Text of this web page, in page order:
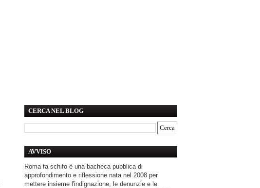
CERCA NEL BLOG
AVVISO
Roma fa schifo è una bacheca pubblica di
approfondimento e riflessione nata nel 2008 per
mettere insieme l'indignazione, le denunzie e le